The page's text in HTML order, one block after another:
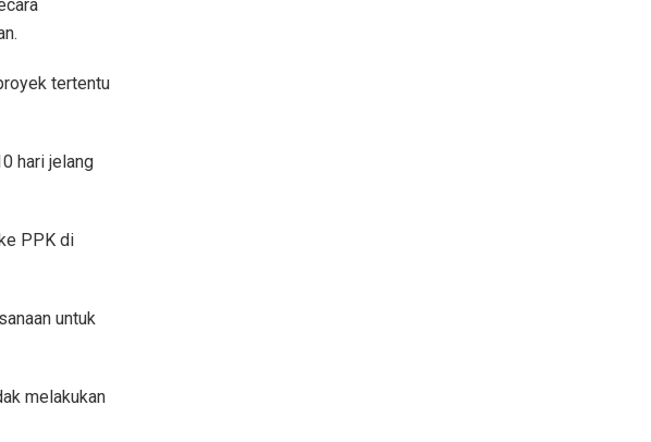
tertentu
hari jelang
PPK di
untuk
melakukan